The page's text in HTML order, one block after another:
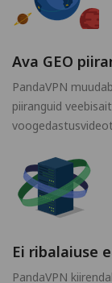
Ava GEO
PandaVPN
piiranguid
Ei ribalaiuse
PandaVPN